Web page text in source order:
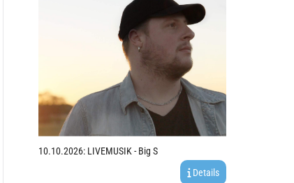
10.10.2026: LIVEMUSIK - Big S
Details